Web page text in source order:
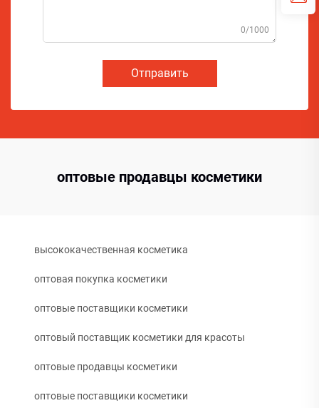
0/1000
Отправить
оптовые продавцы косметики
высококачественная косметика
оптовая покупка косметики
оптовые поставщики косметики
оптовый поставщик косметики для красоты
оптовые продавцы косметики
оптовые поставщики косметики